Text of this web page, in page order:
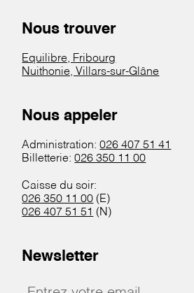
Nous trouver
Equilibre, Fribourg
Nuithonie, Villars-sur-Glâne
Nous appeler
Administration:026 407 51 41
Billetterie:026 350 11 00
Caisse du soir:
026 350 11 00 (E)
026 407 51 51 (N)
Newsletter